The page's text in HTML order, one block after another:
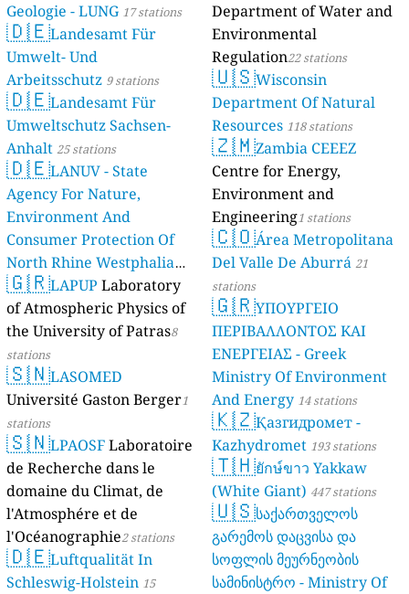
Geologie - LUNG 17 stations
🇩🇪Landesamt Für
Umwelt- Und
Arbeitsschutz 9 stations
🇩🇪Landesamt Für
Umweltschutz Sachsen-
Anhalt 25 stations
🇩🇪LANUV - State
Agency For Nature,
Environment And
Consumer Protection Of
North Rhine Westphalia
(Landesamt Für Natur,
Umwelt Und
Verbraucherschutz NRW)
61 stations
🇬🇷LAPUP Laboratory
of Atmospheric Physics of
the University of Patras8
stations
🇸🇳LASOMED
Université Gaston Berger1
stations
🇸🇳LPAOSF Laboratoire
de Recherche dans le
domaine du Climat, de
l'Atmosphére et de
l'Océanographie2 stations
🇩🇪Luftqualität In
Schleswig-Holstein 15
Department of Water and
Environmental
Regulation22 stations
🇺🇸Wisconsin
Department Of Natural
Resources 118 stations
🇿🇲Zambia CEEEZ
Centre for Energy,
Environment and
Engineering1 stations
🇨🇴Área Metropolitana
Del Valle De Aburrá 21
stations
🇬🇷ΥΠΟΥΡΓΕΙΟ
ΠΕΡΙΒΑΛΛΟΝΤΟΣ ΚΑΙ
ΕΝΕΡΓΕΙΑΣ - Greek
Ministry Of Environment
And Energy 14 stations
🇰🇿Қазгидромет -
Kazhydromet 193 stations
🇹🇭ยักษ์ขาว Yakkaw
(White Giant) 447 stations
🇺🇸საქართველოს
გარემოს დაცვისა და
სოფლის მეურნეობის
სამინისტრო - Ministry Of